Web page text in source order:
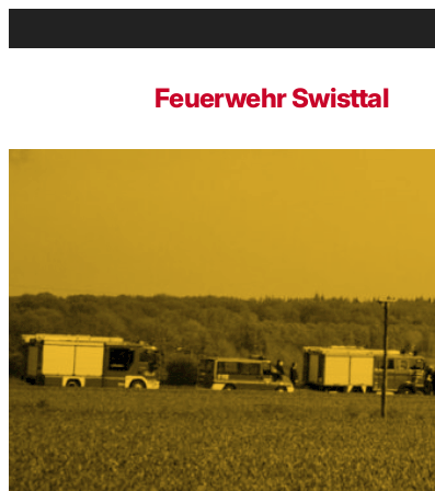
Inhalt
Feuerwehr Swisttal